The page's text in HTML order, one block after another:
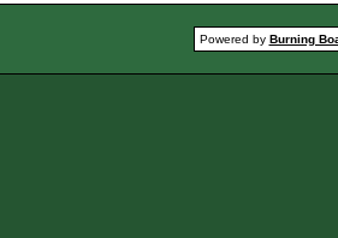
Powered by Burning